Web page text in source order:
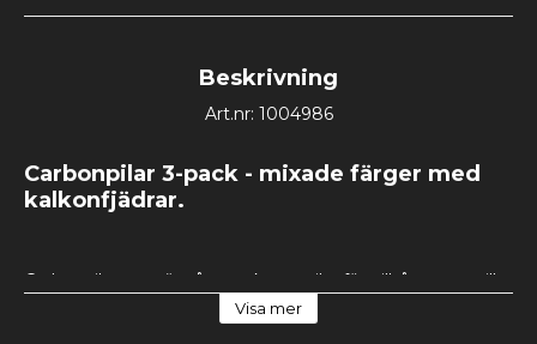
Beskrivning
Art.nr: 1004986
Carbonpilar 3-pack - mixade färger med
kalkonfjädrar.
Carbonpilar som är våra starkaste pilar för pilbågar upp till
70lbs. Försedda med 3,5" kalkonfjädrar. Önskas någon
speciell färgblandning så säg gärna till vid
Visa mer